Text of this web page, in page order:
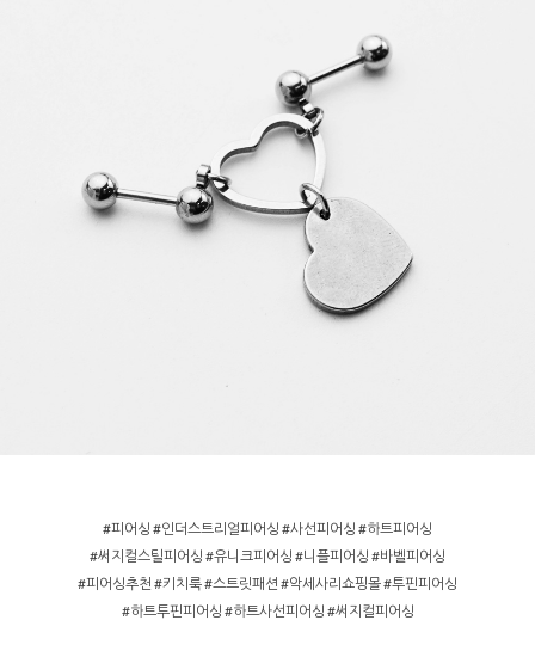
#피어싱 #인더스트리얼피어싱 #사선피어싱 #하트피어싱
#써지컬스틸피어싱 #유니크피어싱 #니플피어싱 #바벨피어싱
#피어싱추천 #키치룩 #스트릿패션 #악세사리쇼핑몰 #투핀피어싱
#하트투핀피어싱 #하트사선피어싱 #써지컬피어싱